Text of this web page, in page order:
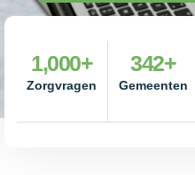
Zorgvragen
1,000+
Gemeenten
342+